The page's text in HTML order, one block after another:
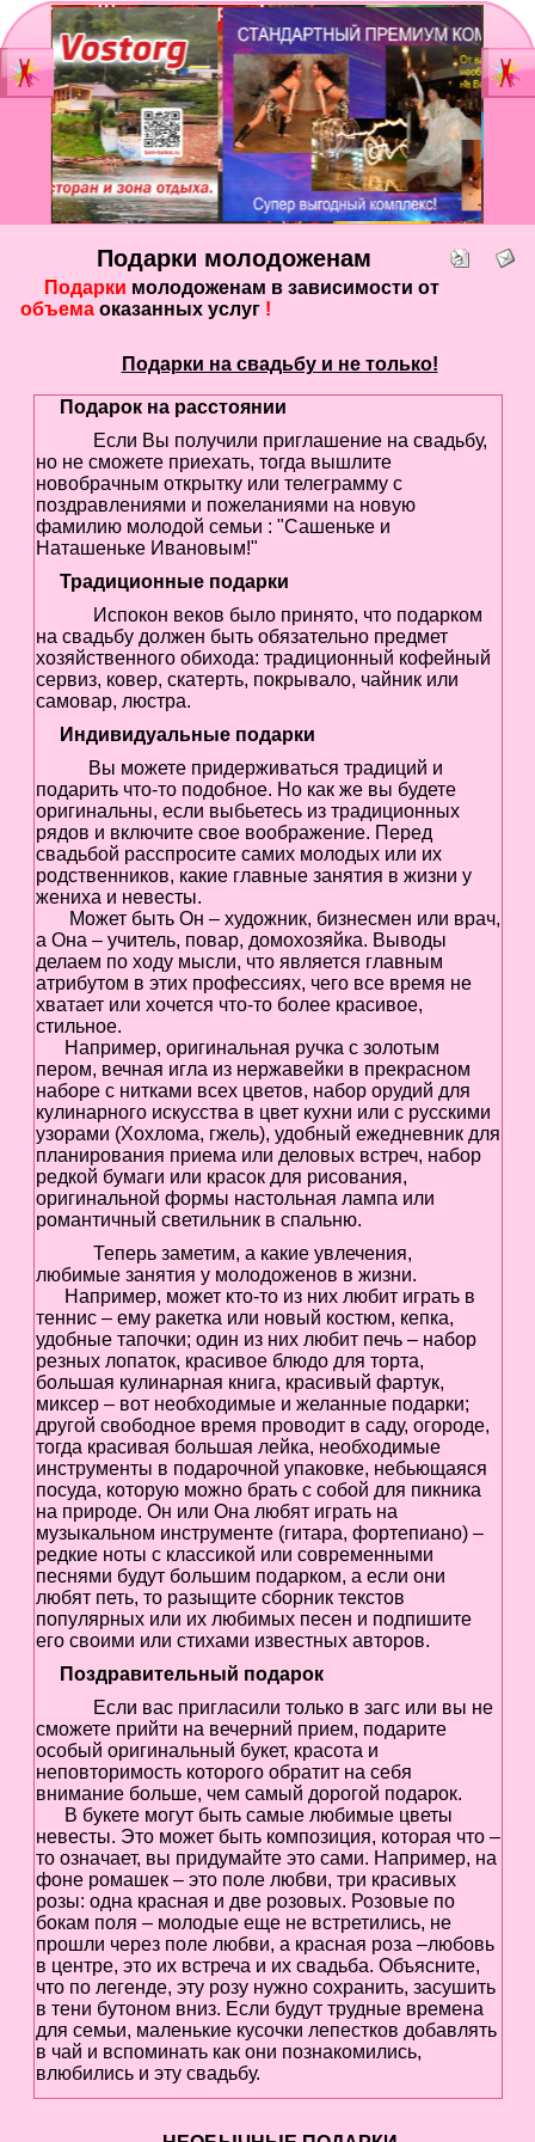
Главная
Шоу-группа
Видеостудия
Фотостудия
Прайс
Контакты
Портфолио
Свадьбы
Статьи
Галерея
Гостевая
Вход для клиентов
Пользователь
Запомнить
Забыли пароль?
Галерея
Подарки молодоженам
Подарки молодоженам в зависимости от
объема оказанных услуг !
Подарки на свадьбу и не только!
Подарок на расстоянии
Если Вы получили приглашение на свадьбу,
но не сможете приехать, тогда вышлите
новобрачным открытку или телеграмму с
поздравлениями и пожеланиями на новую
фамилию молодой семьи : "Сашеньке и
Наташеньке Ивановым!"
Традиционные подарки
Испокон веков было принято, что подарком
на свадьбу должен быть обязательно предмет
хозяйственного обихода: традиционный кофейный
сервиз, ковер, скатерть, покрывало, чайник или
самовар, люстра.
Индивидуальные подарки
Вы можете придерживаться традиций и
подарить что-то подобное. Но как же вы будете
оригинальны, если выбьетесь из традиционных
рядов и включите свое воображение. Перед
свадьбой расспросите самих молодых или их
родственников, какие главные занятия в жизни у
жениха и невесты.
Может быть Он – художник, бизнесмен или врач,
а Она – учитель, повар, домохозяйка. Выводы
делаем по ходу мысли, что является главным
атрибутом в этих профессиях, чего все время не
хватает или хочется что-то более красивое,
стильное.
Например, оригинальная ручка с золотым
пером, вечная игла из нержавейки в прекрасном
наборе с нитками всех цветов, набор орудий для
кулинарного искусства в цвет кухни или с русскими
узорами (Хохлома, гжель), удобный ежедневник для
планирования приема или деловых встреч, набор
редкой бумаги или красок для рисования,
оригинальной формы настольная лампа или
романтичный светильник в спальню.
Теперь заметим, а какие увлечения,
любимые занятия у молодоженов в жизни.
Например, может кто-то из них любит играть в
теннис – ему ракетка или новый костюм, кепка,
удобные тапочки; один из них любит печь – набор
резных лопаток, красивое блюдо для торта,
большая кулинарная книга, красивый фартук,
миксер – вот необходимые и желанные подарки;
другой свободное время проводит в саду, огороде,
тогда красивая большая лейка, необходимые
инструменты в подарочной упаковке, небьющаяся
посуда, которую можно брать с собой для пикника
на природе. Он или Она любят играть на
музыкальном инструменте (гитара, фортепиано) –
редкие ноты с классикой или современными
песнями будут большим подарком, а если они
любят петь, то разыщите сборник текстов
популярных или их любимых песен и подпишите
его своими или стихами известных авторов.
Поздравительный подарок
Если вас пригласили только в загс или вы не
сможете прийти на вечерний прием, подарите
особый оригинальный букет, красота и
неповторимость которого обратит на себя
внимание больше, чем самый дорогой подарок.
В букете могут быть самые любимые цветы
невесты. Это может быть композиция, которая что –
то означает, вы придумайте это сами. Например, на
фоне ромашек – это поле любви, три красивых
розы: одна красная и две розовых. Розовые по
бокам поля – молодые еще не встретились, не
прошли через поле любви, а красная роза –любовь
в центре, это их встреча и их свадьба. Объясните,
что по легенде, эту розу нужно сохранить, засушить
в тени бутоном вниз. Если будут трудные времена
для семьи, маленькие кусочки лепестков добавлять
в чай и вспоминать как они познакомились,
влюбились и эту свадьбу.